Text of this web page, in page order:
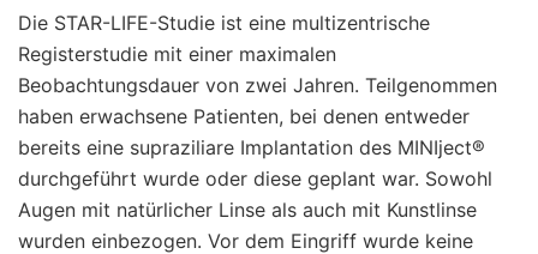
Die STAR-LIFE-Studie ist eine multizentrische
Registerstudie mit einer maximalen
Beobachtungsdauer von zwei Jahren. Teilgenommen
haben erwachsene Patienten, bei denen entweder
bereits eine supraziliare Implantation des MINIject®
durchgeführt wurde oder diese geplant war. Sowohl
Augen mit natürlicher Linse als auch mit Kunstlinse
wurden einbezogen. Vor dem Eingriff wurde keine